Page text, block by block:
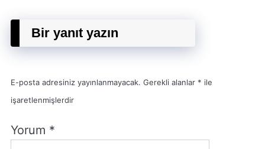
Bir yanıt yazın
E-posta adresiniz yayınlanmayacak. Gerekli alanlar * ile
işaretlenmişlerdir
Yorum *